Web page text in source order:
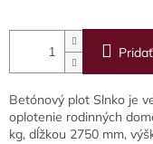
Betónový plot Slnko je
oplotenie rodinných
kg, dĺžkou 2750 mm,